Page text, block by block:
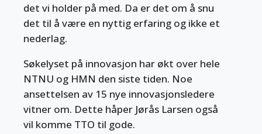
det vi holder på med. Da er det om å snu
det til å være en nyttig erfaring og ikke et
nederlag.
Søkelyset på innovasjon har økt over hele
NTNU og HMN den siste tiden. Noe
ansettelsen av 15 nye innovasjonsledere
vitner om. Dette håper Jørås Larsen også
vil komme TTO til gode.